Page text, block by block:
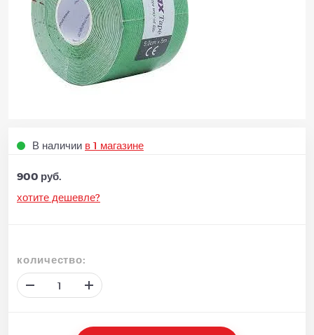
В наличии в 1 магазине
900 руб.
хотите дешевле?
количество: